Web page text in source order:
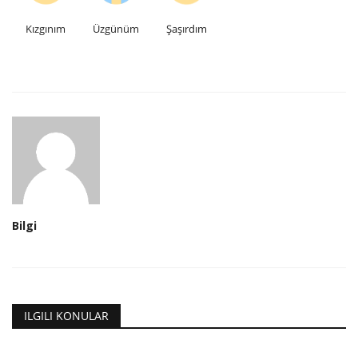
Kızgınım Üzgünüm Şaşırdım
Bilgi
ILGILI KONULAR